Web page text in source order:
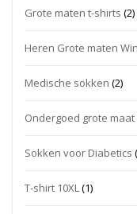
Grote maten t-shirts (2)
Heren Grote maten
Medische sokken (2)
Ondergoed grote maat
Sokken voor Diabetics
T-shirt 10XL (1)